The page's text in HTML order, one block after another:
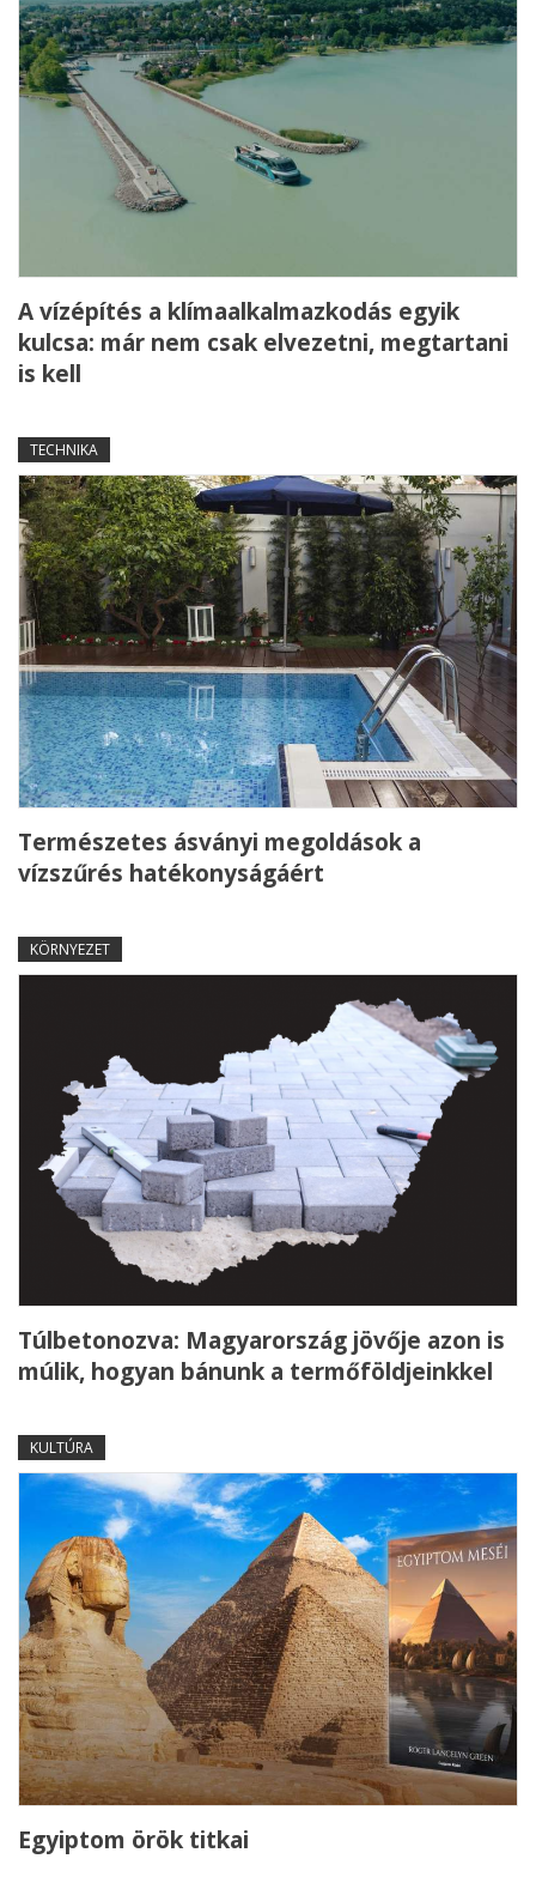
A vízépítés a klímaalkalmazkodás egyik
kulcsa: már nem csak elvezetni, megtartani
is kell
TECHNIKA
Természetes ásványi megoldások a
vízszűrés hatékonyságáért
KÖRNYEZET
Túlbetonozva: Magyarország jövője azon is
múlik, hogyan bánunk a termőföldjeinkkel
KULTÚRA
Egyiptom örök titkai